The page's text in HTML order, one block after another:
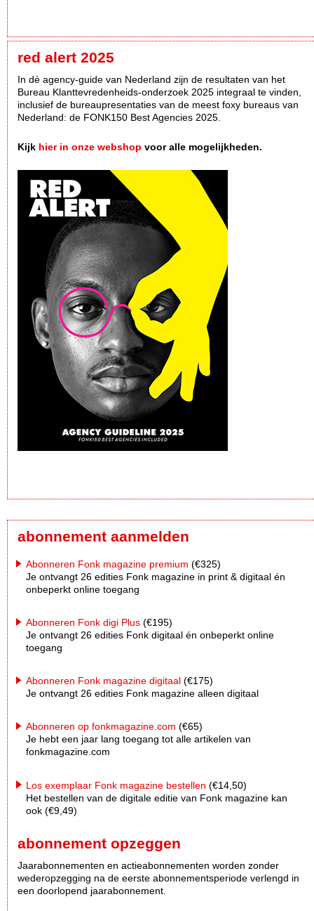
red alert 2025
In dè agency-guide van Nederland zijn de resultaten van het
Bureau Klanttevredenheids-onderzoek 2025 integraal te vinden,
inclusief de bureaupresentaties van de meest foxy bureaus van
Nederland: de FONK150 Best Agencies 2025.
Kijk hier in onze webshop voor alle mogelijkheden.
abonnement aanmelden
Abonneren Fonk magazine premium (€325)
Je ontvangt 26 edities Fonk magazine in print & digitaal én
onbeperkt online toegang
Abonneren Fonk digi Plus (€195)
Je ontvangt 26 edities Fonk digitaal én onbeperkt online
toegang
Abonneren Fonk magazine digitaal (€175)
Je ontvangt 26 edities Fonk magazine alleen digitaal
Abonneren op fonkmagazine.com (€65)
Je hebt een jaar lang toegang tot alle artikelen van
fonkmagazine.com
Los exemplaar Fonk magazine bestellen (€14,50)
Het bestellen van de digitale editie van Fonk magazine kan
ook (€9,49)
abonnement opzeggen
Jaarabonnementen en actieabonnementen worden zonder
wederopzegging na de eerste abonnementsperiode verlengd in
een doorlopend jaarabonnement.